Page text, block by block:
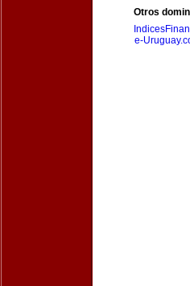
Otros
e-